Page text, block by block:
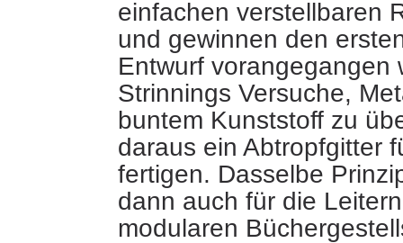
einfachen verstellbaren
und gewinnen den
Entwurf vorangegangen
Strinnings Versuche,
buntem Kunststoff zu
daraus ein Abtropfgitter
fertigen. Dasselbe
dann auch für die
modularen